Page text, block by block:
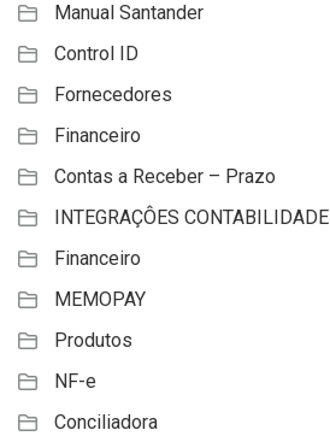
Manual Santander
Control ID
Fornecedores
Financeiro
Contas a Receber – Prazo
INTEGRAÇÔES CONTABILIDADE
Financeiro
MEMOPAY
Produtos
NF-e
Conciliadora